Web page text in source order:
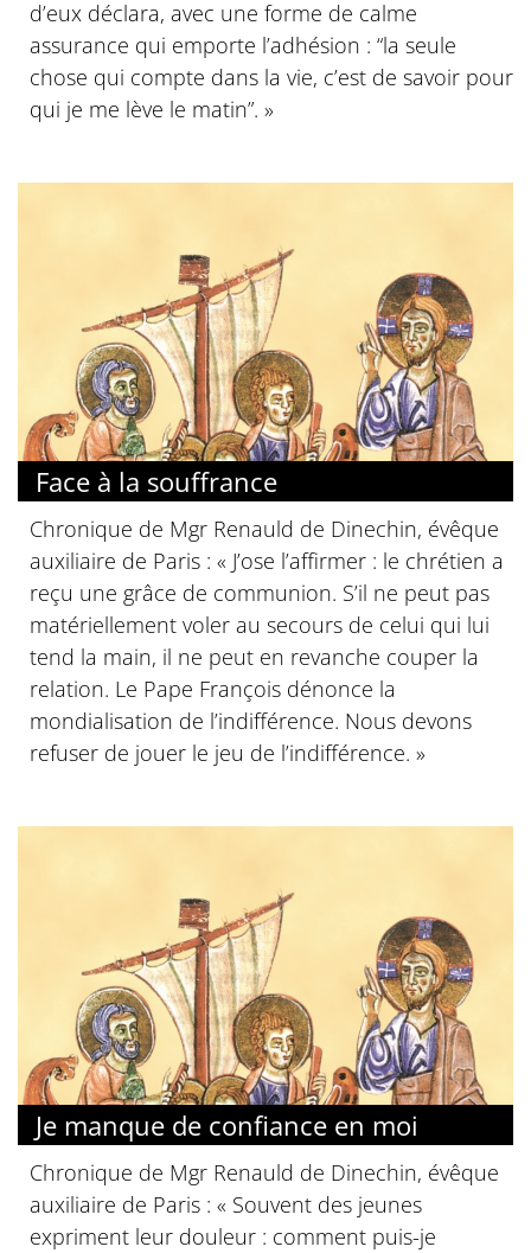
d’eux déclara, avec une forme de calme
assurance qui emporte l’adhésion : “la seule
chose qui compte dans la vie, c’est de savoir pour
qui je me lève le matin”. »
Face à la souffrance
Chronique de Mgr Renauld de Dinechin, évêque
auxiliaire de Paris : « J’ose l’affirmer : le chrétien a
reçu une grâce de communion. S’il ne peut pas
matériellement voler au secours de celui qui lui
tend la main, il ne peut en revanche couper la
relation. Le Pape François dénonce la
mondialisation de l’indifférence. Nous devons
refuser de jouer le jeu de l’indifférence. »
Je manque de confiance en moi
Chronique de Mgr Renauld de Dinechin, évêque
auxiliaire de Paris : « Souvent des jeunes
expriment leur douleur : comment puis-je